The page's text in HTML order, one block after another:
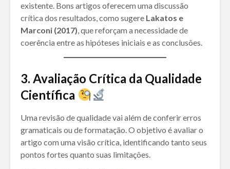
existente. Bons artigos oferecem uma discussão
crítica dos resultados, como sugere Lakatos e
Marconi (2017), que reforçam a necessidade de
coerência entre as hipóteses iniciais e as conclusões.
3. Avaliação Crítica da Qualidade
Científica
Uma revisão de qualidade vai além de conferir erros
gramaticais ou de formatação. O objetivo é avaliar o
artigo com uma visão crítica, identificando tanto seus
pontos fortes quanto suas limitações.